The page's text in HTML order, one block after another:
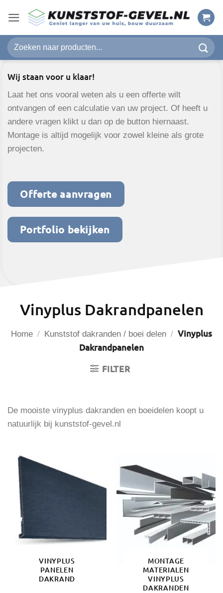
naar
inhoud
Zoeken
naar:
Wij staan voor u klaar!
Laat het ons vooral weten als u een offerte wilt
ontvangen of een calculatie van uw project. Of heeft u
andere vragen klikt u dan op de button hiernaast.
Montage is altijd mogelijk voor zowel kleine als grote
projecten.
Offerte aanvragen
Portfolio bekijken
Vinyplus Dakrandpanelen
Home / Kunststof dakranden / boei delen / Vinyplus
Dakrandpanelen
FILTER
De mooiste vinyplus dakranden en boeidelen koopt u
natuurlijk bij kunststof-gevel.nl
VINYPLUS
PANELEN
DAKRAND
MONTAGE
MATERIALEN
VINYPLUS
DAKRANDEN